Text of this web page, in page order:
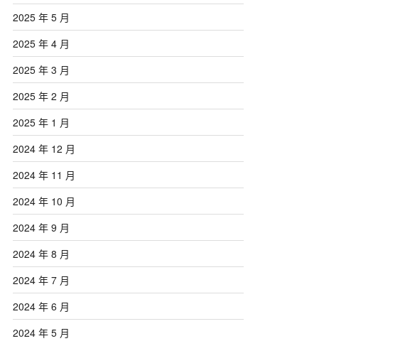
2025 年 5 月
2025 年 4 月
2025 年 3 月
2025 年 2 月
2025 年 1 月
2024 年 12 月
2024 年 11 月
2024 年 10 月
2024 年 9 月
2024 年 8 月
2024 年 7 月
2024 年 6 月
2024 年 5 月